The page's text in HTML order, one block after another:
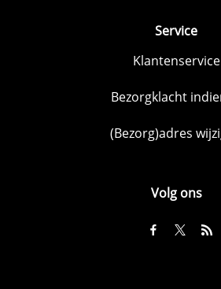
Service
Klantenservice
Bezorgklacht
(Bezorg)adres
Volg ons